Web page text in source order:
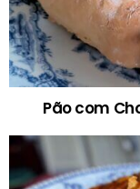
Pão com